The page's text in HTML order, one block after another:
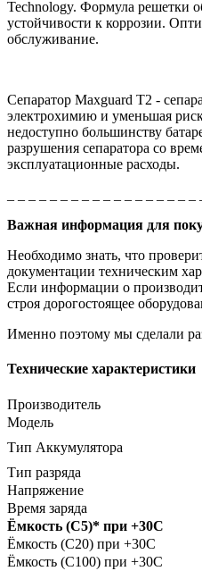
Technology. Формула решетки
устойчивости к коррозии.
обслуживание.
Сепаратор Maxguard T2 -
электрохимию и уменьшая
недоступно большинству
разрушения сепаратора со
эксплуатационные расходы.
Важная информация для
Необходимо знать, что
документации техническим
Если информации о
строя дорогостоящее
Именно поэтому мы сделали
Технические характеристики
Производитель
Модель
Тип Аккумулятора
Тип разряда
Напряжение
Время заряда
Ёмкость (С5)* при +30С
Ёмкость (С20) при +30С
Ёмкость (С100) при +30С